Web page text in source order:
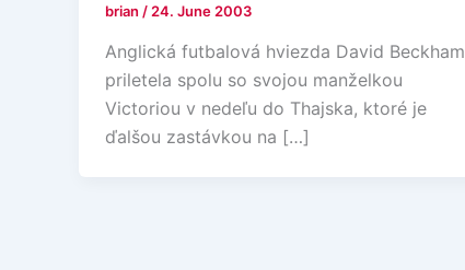
brian / 24. June 2003
Anglická futbalová hviezda David Beckham
priletela spolu so svojou manželkou
Victoriou v nedeľu do Thajska, ktoré je
ďalšou zastávkou na […]